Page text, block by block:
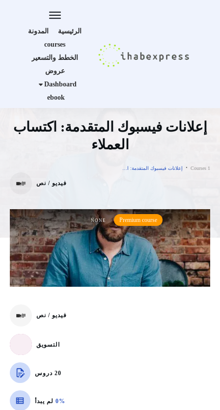
الرئيسية
المدونة
courses
الخطط والتسعير
عروض
Dashboard
ebook
إعلانات فيسبوك المتقدمة: اكتساب
العملاء
Courses 1 إعلانات فيسبوك المتقدمة: اكتساب العملاء
فيديو / نص
Premium course
NONE
فيديو / نص
التسويق
20 دروس
0% لم يبدأ